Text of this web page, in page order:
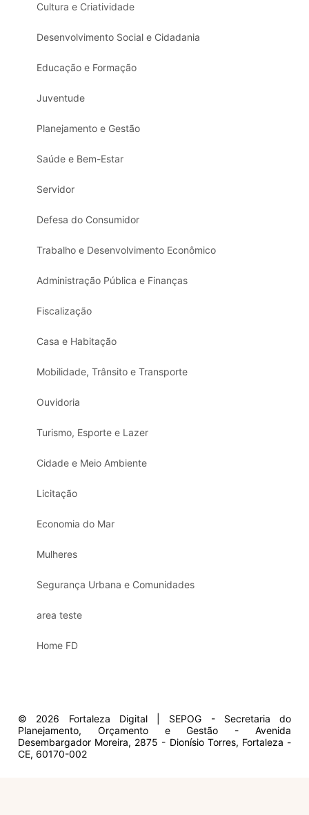
Cultura e Criatividade
Desenvolvimento Social e Cidadania
Educação e Formação
Juventude
Planejamento e Gestão
Saúde e Bem-Estar
Servidor
Defesa do Consumidor
Trabalho e Desenvolvimento Econômico
Administração Pública e Finanças
Fiscalização
Casa e Habitação
Mobilidade, Trânsito e Transporte
Ouvidoria
Turismo, Esporte e Lazer
Cidade e Meio Ambiente
Licitação
Economia do Mar
Mulheres
Segurança Urbana e Comunidades
area teste
Home FD
© 2026 Fortaleza Digital | SEPOG - Secretaria do
Planejamento, Orçamento e Gestão - Avenida
Desembargador Moreira, 2875 - Dionísio Torres, Fortaleza -
CE, 60170-002